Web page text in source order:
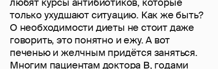
любят курсы антибиотиков, которые
только ухудшают ситуацию. Как же быть?
О необходимости диеты не стоит даже
говорить, это понятно и ежу. А вот
печенью и желчным придётся заняться.
Многим пациентам доктора В, годами